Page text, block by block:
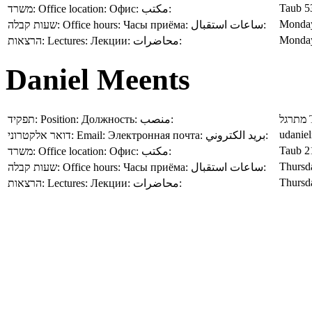
משרד: Office location: Офис: مكتب:
Taub
שעות קבלה: Office hours: Часы приёма: ساعات استقبال:
הרצאות: Lectures: Лекции: محاضرات:
Daniel Meents
תפקיד: Position: Должность: منصب: מתרגל
דואר אלקטרוני: Email: Электронная почта: بريد الكتروني:
משרד: Office location: Офис: مكتب:
Taub
שעות קבלה: Office hours: Часы приёма: ساعات استقبال:
הרצאות: Lectures: Лекции: محاضرات: